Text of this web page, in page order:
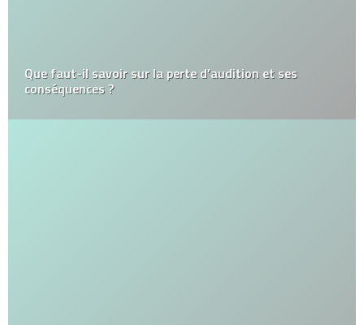
Que faut-il savoir sur la perte d’audition et ses
conséquences ?